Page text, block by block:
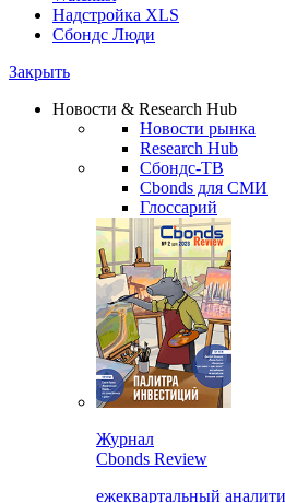
Надстройка XLS
Сбондс Люди
Закрыть
Новости & Research Hub
Новости рынка
Research Hub
Сбондс-ТВ
Cbonds для СМИ
Глоссарий
Журнал
Cbonds Review
ежеквартальный